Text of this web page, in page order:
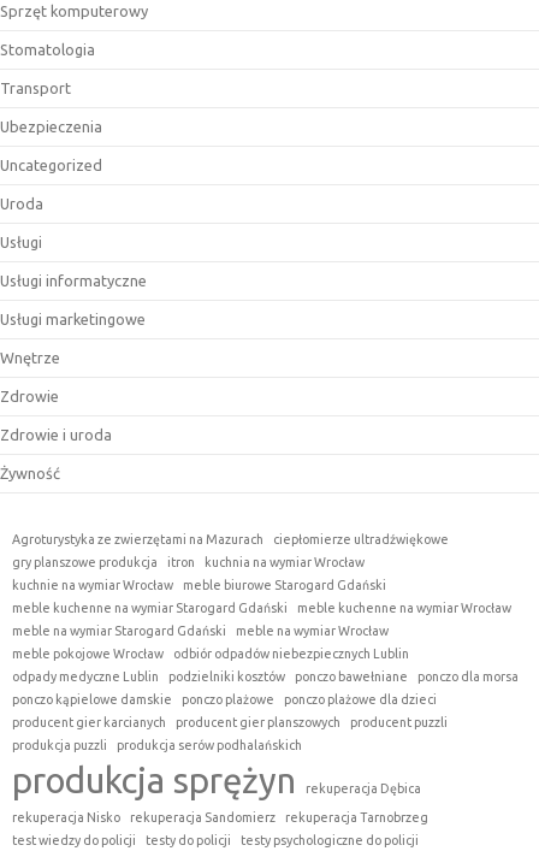
Sprzęt komputerowy
Stomatologia
Transport
Ubezpieczenia
Uncategorized
Uroda
Usługi
Usługi informatyczne
Usługi marketingowe
Wnętrze
Zdrowie
Zdrowie i uroda
Żywność
Agroturystyka ze zwierzętami na Mazurach
ciepłomierze ultradźwiękowe
gry planszowe produkcja
itron
kuchnia na wymiar Wrocław
kuchnie na wymiar Wrocław
meble biurowe Starogard Gdański
meble kuchenne na wymiar Starogard Gdański
meble kuchenne na wymiar Wrocław
meble na wymiar Starogard Gdański
meble na wymiar Wrocław
meble pokojowe Wrocław
odbiór odpadów niebezpiecznych Lublin
odpady medyczne Lublin
podzielniki kosztów ponczo bawełniane
ponczo dla morsa
ponczo kąpielowe damskie
ponczo plażowe
ponczo plażowe dla dzieci
producent gier karcianych
producent gier planszowych
producent puzzli
produkcja puzzli
produkcja serów podhalańskich
produkcja sprężyn
rekuperacja Dębica
rekuperacja Nisko
rekuperacja Sandomierz
rekuperacja Tarnobrzeg
test wiedzy do policji
testy do policji
testy psychologiczne do policji